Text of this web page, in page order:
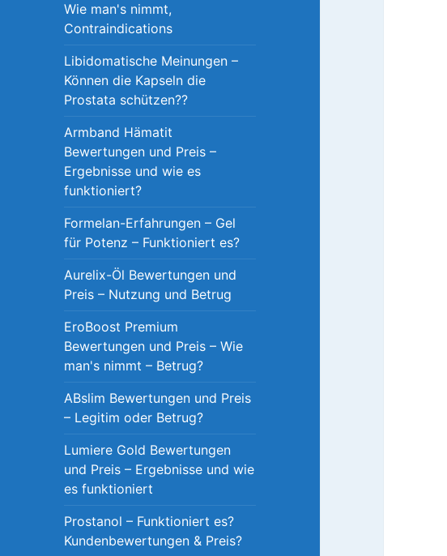
Wie man's nimmt,
Contraindications
Libidomatische Meinungen –
Können die Kapseln die
Prostata schützen??
Armband Hämatit
Bewertungen und Preis –
Ergebnisse und wie es
funktioniert?
Formelan-Erfahrungen – Gel
für Potenz – Funktioniert es?
Aurelix-Öl Bewertungen und
Preis – Nutzung und Betrug
EroBoost Premium
Bewertungen und Preis – Wie
man's nimmt – Betrug?
ABslim Bewertungen und Preis
– Legitim oder Betrug?
Lumiere Gold Bewertungen
und Preis – Ergebnisse und wie
es funktioniert
Prostanol – Funktioniert es?
Kundenbewertungen & Preis?